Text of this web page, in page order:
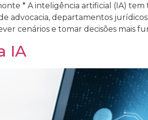
* A inteligência artificial (IA)
advocacia, departamentos
cenários e tomar decisões mais
IA